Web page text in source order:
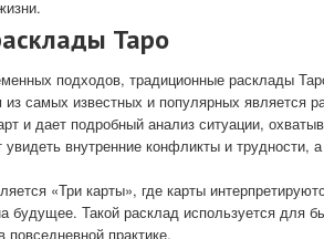
Таро
подходов, традиционные расклады
самых известных и популярных является
и дает подробный анализ ситуации,
внутренние конфликты и трудности,
«Три карты», где карты
будущее. Такой расклад используется для
повседневной практике.